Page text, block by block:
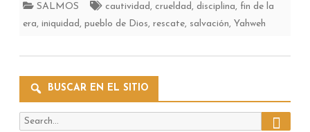
SALMOS cautividad , crueldad , disciplina, fin de la
era, iniquidad , pueblo de Dios, rescate, salvación, Yahweh
BUSCAR EN EL SITIO
Search
Search